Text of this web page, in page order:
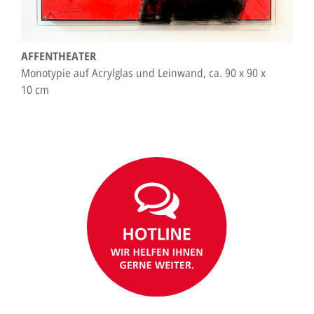
AFFENTHEATER
Monotypie auf Acrylglas und Leinwand, ca. 90 x 90 x
10 cm